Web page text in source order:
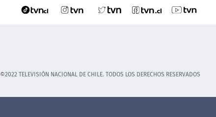
©2022 TELEVISIÓN NACIONAL DE CHILE. TODOS LOS DERECHOS RESERVADOS